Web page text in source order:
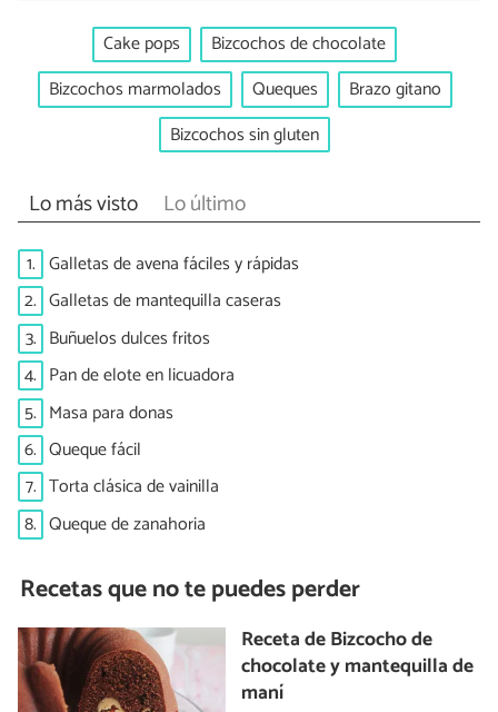
Cake pops
Bizcochos de chocolate
Bizcochos marmolados
Queques
Brazo gitano
Bizcochos sin gluten
Lo más visto Lo último
1. Galletas de avena fáciles y rápidas
2. Galletas de mantequilla caseras
3. Buñuelos dulces fritos
4. Pan de elote en licuadora
5. Masa para donas
6. Queque fácil
7. Torta clásica de vainilla
8. Queque de zanahoria
Recetas que no te puedes perder
Receta de Bizcocho de
chocolate y mantequilla de
maní